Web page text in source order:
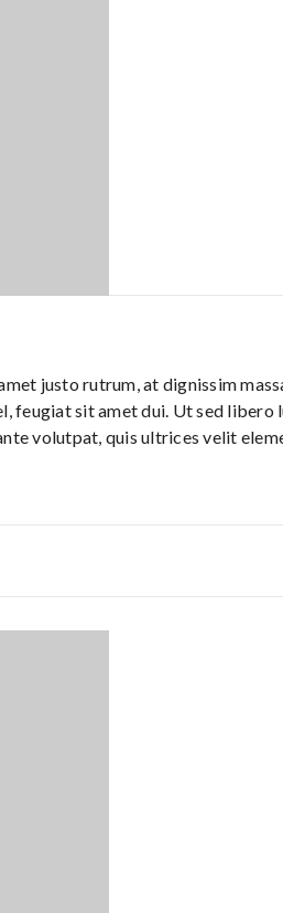
justo rutrum, at dignissim
sit amet dui. Ut sed libero
volutpat, quis ultrices velit